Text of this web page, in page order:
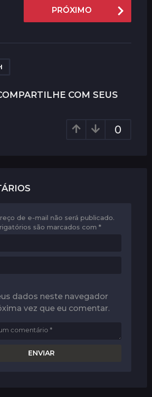
PRÓXIMO
COM SEUS
0
de e-mail não será publicado.
são marcados com *
dados neste navegador
vez que eu comentar.